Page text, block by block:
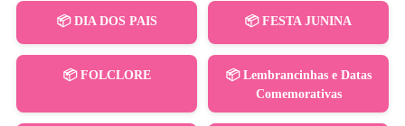
📦 DIA DOS PAIS 📦 FESTA JUNINA
📦 FOLCLORE
📦 Lembrancinhas e Datas
Comemorativas